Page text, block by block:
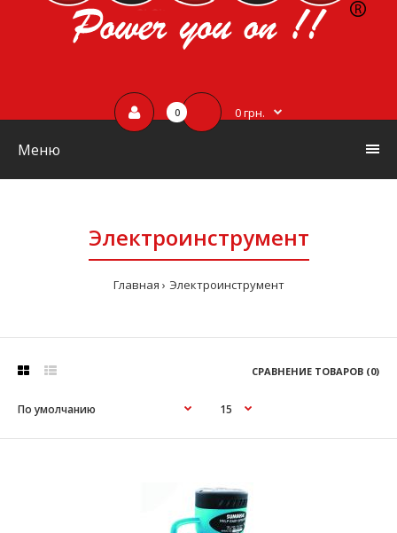
0 0 грн.
Меню
Электроинструмент
Главная Электроинструмент
СРАВНЕНИЕ ТОВАРОВ (0)